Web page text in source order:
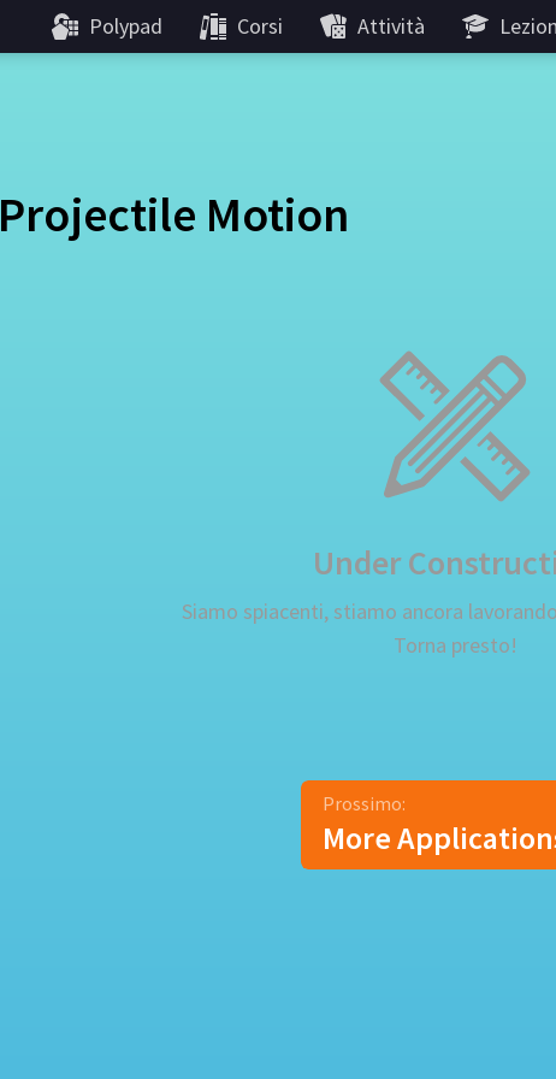
Polypad Corsi Attività
Projectile Motion
Under
Siamo spiacenti, stiamo ancora
Torna presto!
Prossimo:
More